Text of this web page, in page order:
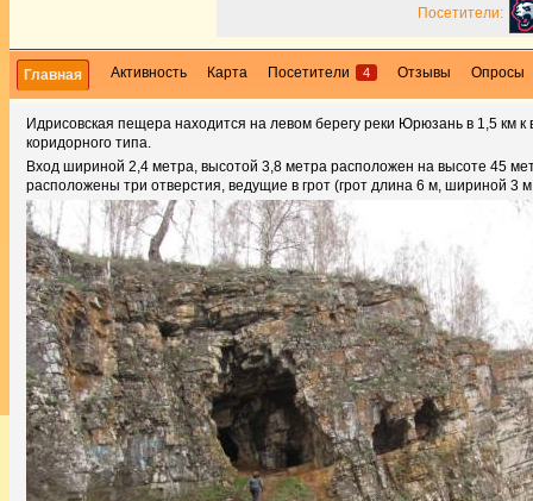
Посетители:
Главная Активность Карта Посетители 4 Отзывы Опросы
Идрисовская пещера находится на левом берегу реки Юрюзань в 1,5 км
коридорного типа.
Вход шириной 2,4 метра, высотой 3,8 метра расположен на высоте 45
расположены три отверстия, ведущие в грот (грот длина 6 м, шириной 3